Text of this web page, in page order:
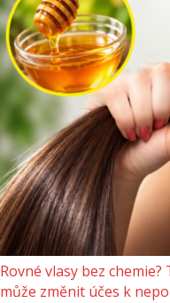
Rovné vlasy bez
může změnit účes k